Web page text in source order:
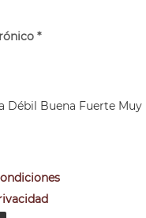
*
Débil Buena Fuerte Muy